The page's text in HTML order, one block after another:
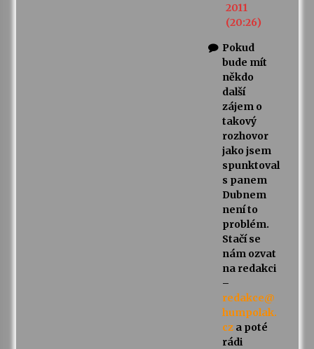
2011
(20:26)
Pokud
bude mít
někdo
další
zájem o
takový
rozhovor
jako jsem
spunktoval
s panem
Dubnem
není to
problém.
Stačí se
nám ozvat
na redakci
–
redakce@
humpolak.
cza poté
rádi